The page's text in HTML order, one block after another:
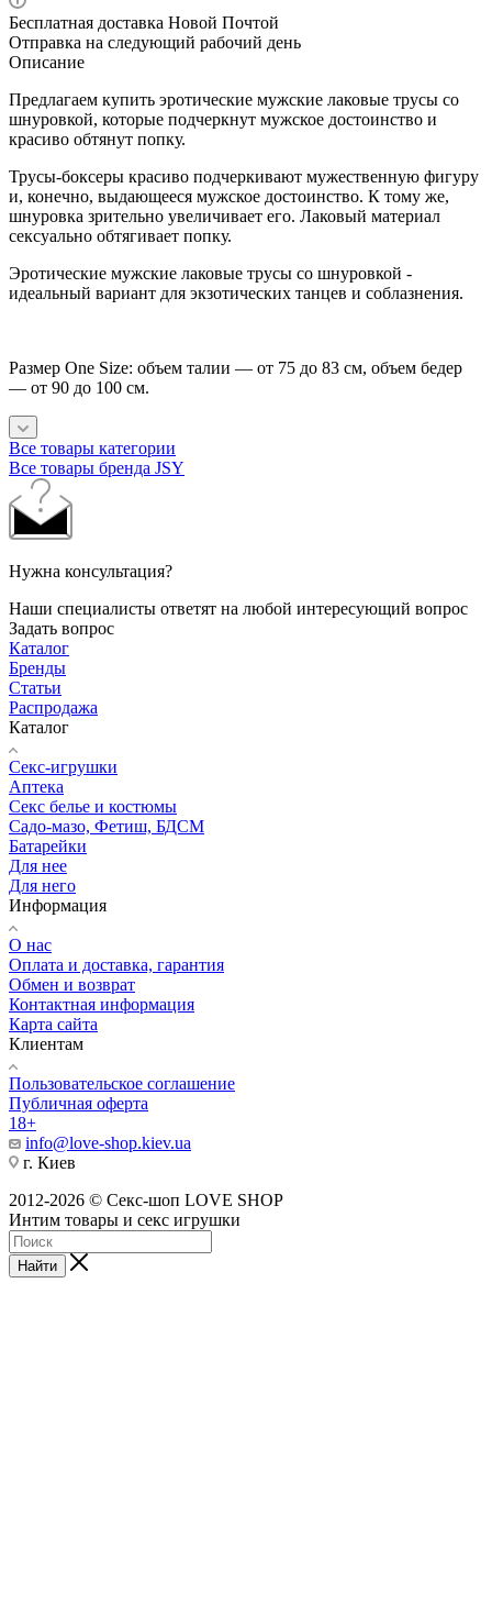
Бесплатная доставка Новой Почтой
Отправка на следующий рабочий день
Описание
Предлагаем купить эротические мужские лаковые трусы со
шнуровкой, которые подчеркнут мужское достоинство и
красиво обтянут попку.
Трусы-боксеры красиво подчеркивают мужественную фигуру
и, конечно, выдающееся мужское достоинство. К тому же,
шнуровка зрительно увеличивает его. Лаковый материал
сексуально обтягивает попку.
Эротические мужские лаковые трусы со шнуровкой -
идеальный вариант для экзотических танцев и соблазнения.
Размер One Size: объем талии — от 75 до 83 см, объем бедер
— от 90 до 100 см.
Все товары категории
Все товары бренда JSY
Нужна консультация?
Наши специалисты ответят на любой интересующий вопрос
Задать вопрос
Каталог
Бренды
Статьи
Распродажа
Каталог
Секс-игрушки
Аптека
Секс белье и костюмы
Садо-мазо, Фетиш, БДСМ
Батарейки
Для нее
Для него
Информация
О нас
Оплата и доставка, гарантия
Обмен и возврат
Контактная информация
Карта сайта
Клиентам
Пользовательское соглашение
Публичная оферта
18+
info@love-shop.kiev.ua
г. Киев
2012-2026 © Секс-шоп LOVE SHOP
Интим товары и секс игрушки
Найти